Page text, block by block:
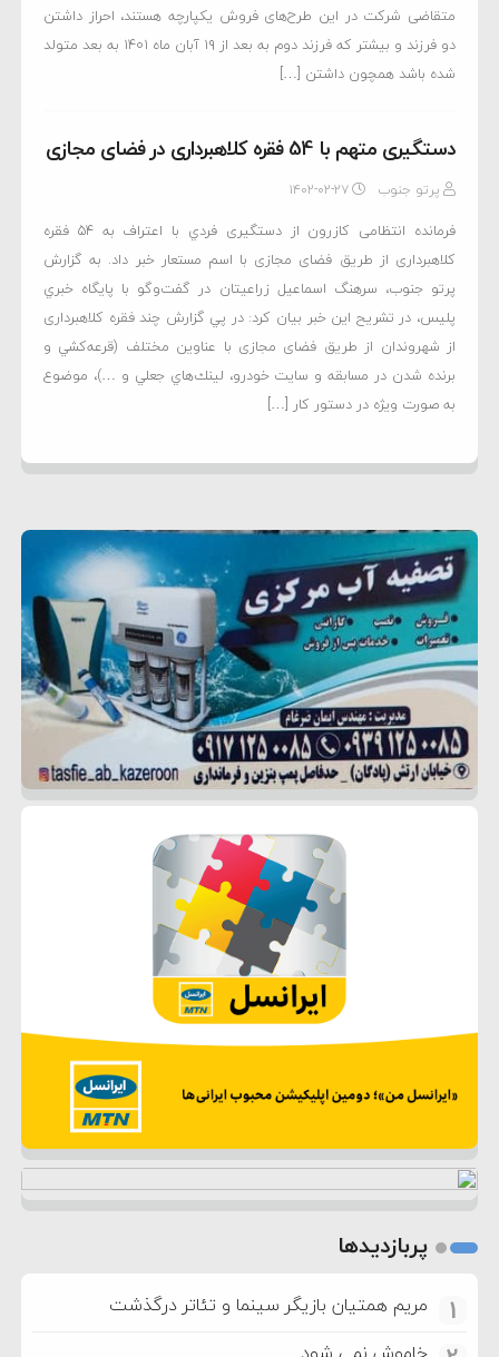
متقاضی شرکت در این طرح‌های فروش یکپارچه هستند، احراز داشتن
دو فرزند و بیشتر که فرزند دوم به بعد از ۱۹ آبان ماه ۱۴۰۱ به بعد متولد
شده باشد همچون داشتن […]
دستگیری متهم با 54 فقره کلاهبرداری در فضای مجازی
پرتو جنوب ۱۴۰۲-۰۲-۲۷
فرمانده انتظامی كازرون از دستگیری فردي با اعتراف به 54 فقره
کلاهبرداری از طریق فضای مجازی با اسم مستعار خبر داد. به گزارش
پرتو جنوب، سرهنگ اسماعیل زراعیتان در گفت‌وگو با پايگاه خبري
پليس، در تشریح این خبر بيان كرد: در پي گزارش چند فقره کلاهبرداری
از شهروندان از طریق فضای مجازی با عناوین مختلف (قرعه‌كشي و
برنده شدن در مسابقه و سايت خودرو، لينك‌هاي جعلي و …)، موضوع
به صورت ويژه در دستور کار […]
پربازدیدها
1 مریم همتیان بازیگر سینما و تئاتر درگذشت